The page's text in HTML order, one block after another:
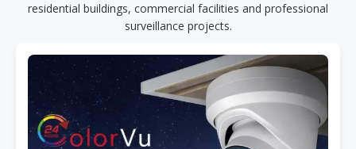
residential buildings, commercial facilities and professional
surveillance projects.